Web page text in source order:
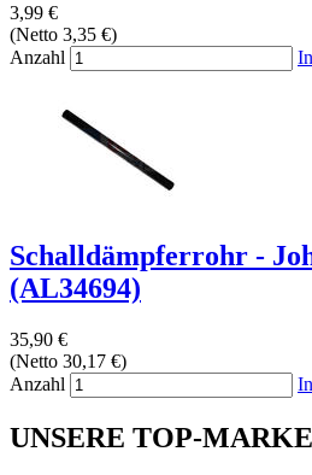
3,99 €
(Netto 3,35 €)
Anzahl
Schalldämpferrohr -
(AL34694)
35,90 €
(Netto 30,17 €)
Anzahl
UNSERE TOP-